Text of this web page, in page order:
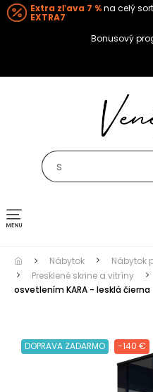
Extra zľava 7 %na celý
EXTRA7
Bonusový
Toggle navigation
Nábytok Nábytok
Presklené skrine a vitríny
osvetlením KARA - lesklá čierna
DOPRAVA ZADARMO -140 €